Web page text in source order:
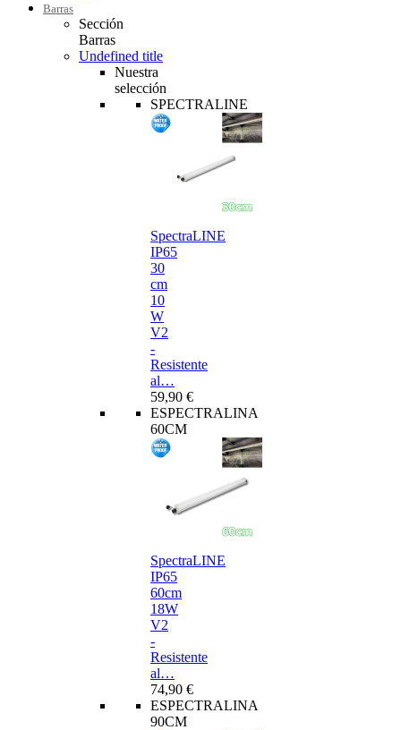
Barras
Sección
Barras
Undefined title
Nuestra
selección
SPECTRALINE
SpectraLINE
IP65
30
cm
10
W
V2
-
Resistente
al…
59,90 €
ESPECTRALINA
60CM
SpectraLINE
IP65
60cm
18W
V2
-
Resistente
al…
74,90 €
ESPECTRALINA
90CM